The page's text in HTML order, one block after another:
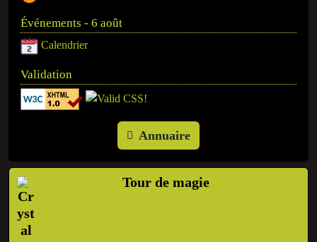
Événements - 6 août
Calendrier
Validation
Annuaire
Tour de magie